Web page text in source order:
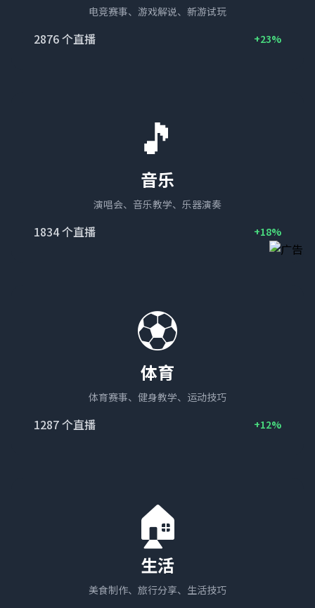
电竞赛事、游戏解说、新游试玩
2876个直播 +23%
🎵
音乐
演唱会、音乐教学、乐器演奏
1834个直播 +18%
⚽
体育
体育赛事、健身教学、运动技巧
1287个直播 +12%
🏠
生活
美食制作、旅行分享、生活技巧